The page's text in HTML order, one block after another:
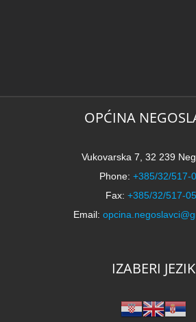
OPĆINA
Vukovarska 7, 32 239
Phone: +385/32/517-
Fax: +385/32/517-
Email:
IZABERI JEZIK